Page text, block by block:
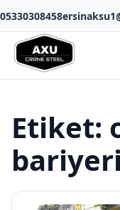
05330308458
Etiket: